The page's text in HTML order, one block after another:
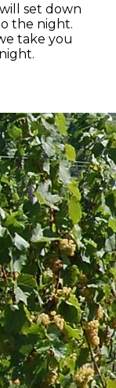
set down
the night.
take you